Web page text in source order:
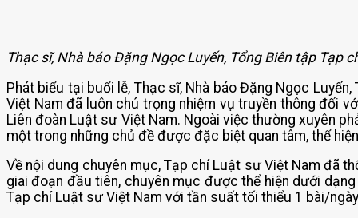
Thạc sĩ, Nhà báo Đặng Ngọc Luyến, Tổng Biên tập Tạp
Phát biểu tại buổi lễ, Thạc sĩ, Nhà báo Đặng Ngọc
Việt Nam đã luôn chú trọng nhiệm vụ truyền thông đối
Liên đoàn Luật sư Việt Nam. Ngoài việc thường xuyên
một trong những chủ đề được đặc biệt quan tâm, thể
Về nội dung chuyên mục, Tạp chí Luật sư Việt Nam đã
giai đoạn đầu tiên, chuyên mục được thể hiện dưới
Tạp chí Luật sư Việt Nam với tần suất tối thiểu 1 bài/